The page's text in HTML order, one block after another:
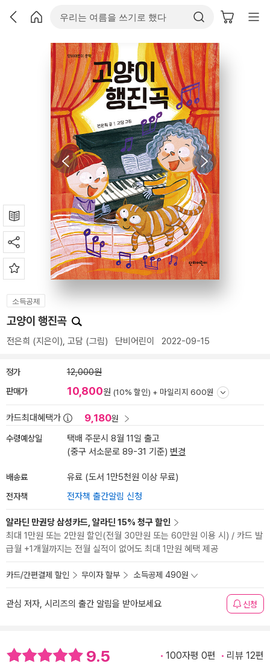
소득공제
고양이 행진곡
전은희 (지은이), 고담 (그림) 단비어린이 2022-09-15
정가 12,000원
판매가 10,800원 (10% 할인) + 마일리지 600원
카드최대혜택가 9,180원
수령예상일
택배 주문시 8월 11일 출고
(중구 서소문로 89-31 기준) 변경
배송료 유료 (도서 1만5천원 이상 무료)
전자책 전자책 출간알림 신청
알라딘 만권당 삼성카드, 알라딘 15% 청구 할인
최대 1만원 또는 2만원 할인(전월 30만원 또는 60만원 이용 시) / 카드 발
급월 +1개월까지는 전월 실적이 없어도 최대 1만원 혜택 제공
카드/간편결제 할인 무이자 할부 소득공제 490원
관심 저자, 시리즈의 출간 알림을 받아보세요 신청
9.5 100자평 0편 리뷰 12편